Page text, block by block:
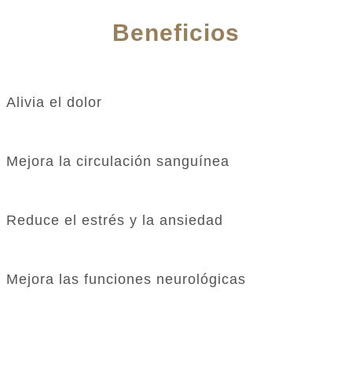
Beneficios
Alivia el dolor
Mejora la circulación sanguínea
Reduce el estrés y la ansiedad
Mejora las funciones neurológicas